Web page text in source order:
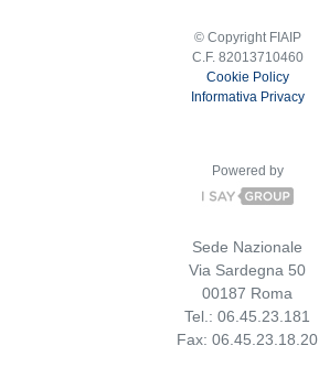
© Copyright FIAIP
C.F. 82013710460
Cookie Policy
Informativa Privacy
Powered by
Sede Nazionale
Via Sardegna 50
00187 Roma
Tel.: 06.45.23.181
Fax: 06.45.23.18.20